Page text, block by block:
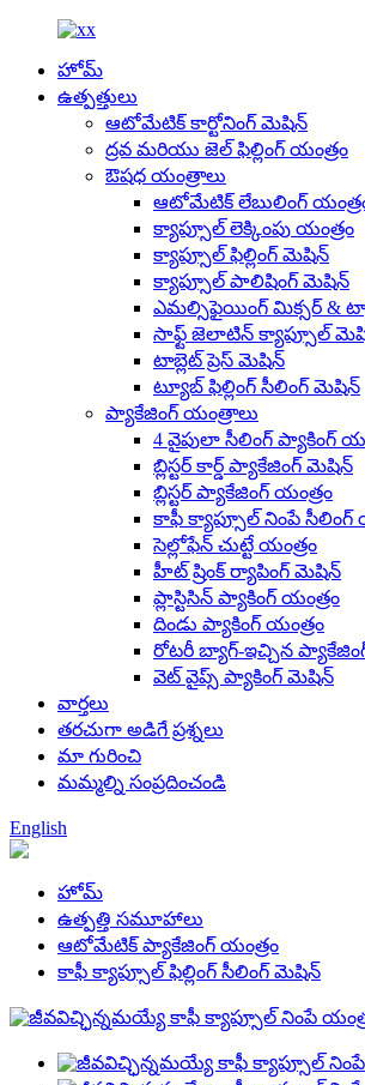
హోమ్
ఉత్పత్తులు
ఆటోమేటిక్ కార్టోనింగ్ మెషిన్
ద్రవ మరియు జెల్ ఫిల్లింగ్ యంత్రం
ఔషధ యంత్రాలు
ఆటోమేటిక్ లేబులింగ్
క్యాప్సూల్ లెక్కింపు యంత్రం
క్యాప్సూల్ ఫిల్లింగ్ మెషిన్
క్యాప్సూల్ పాలిషింగ్ మెషిన్
ఎమల్సిఫైయింగ్ మిక్సర్ &
సాఫ్ట్ జెలాటిన్ క్యాప్సూల్
టాబ్లెట్ ప్రెస్ మెషిన్
ట్యూబ్ ఫిల్లింగ్ సీలింగ్ మెషిన్
ప్యాకేజింగ్ యంత్రాలు
4 వైపులా సీలింగ్ ప్యాకింగ్
బ్లిస్టర్ కార్డ్ ప్యాకేజింగ్ మెషిన్
బ్లిస్టర్ ప్యాకేజింగ్ యంత్రం
కాఫీ క్యాప్సూల్ నింపే సీలింగ్
సెల్లోఫేన్ చుట్టే యంత్రం
హీట్ ష్రింక్ ర్యాపింగ్ మెషిన్
ప్లాస్టిసిన్ ప్యాకింగ్ యంత్రం
దిండు ప్యాకింగ్ యంత్రం
రోటరీ బ్యాగ్-ఇచ్చిన
వెట్ వైప్స్ ప్యాకింగ్ మెషిన్
వార్తలు
తరచుగా అడిగే ప్రశ్నలు
మా గురించి
మమ్మల్ని సంప్రదించండి
English
హోమ్
ఉత్పత్తి సమూహాలు
ఆటోమేటిక్ ప్యాకేజింగ్ యంత్రం
కాఫీ క్యాప్సూల్ ఫిల్లింగ్ సీలింగ్ మెషిన్